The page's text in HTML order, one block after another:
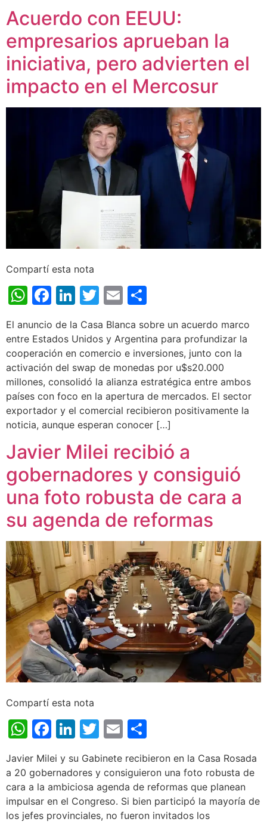
Acuerdo con EEUU:
empresarios aprueban la
iniciativa, pero advierten el
impacto en el Mercosur
Compartí esta nota
WhatsApp
Facebook
LinkedIn
Twitter
Email
El anuncio de la Casa Blanca sobre un acuerdo marco
entre Estados Unidos y Argentina para profundizar la
cooperación en comercio e inversiones, junto con la
activación del swap de monedas por u$s20.000
millones, consolidó la alianza estratégica entre ambos
países con foco en la apertura de mercados. El sector
exportador y el comercial recibieron positivamente la
noticia, aunque esperan conocer […]
Javier Milei recibió a
gobernadores y consiguió
una foto robusta de cara a
su agenda de reformas
Compartí esta nota
WhatsApp
Facebook
LinkedIn
Twitter
Email
Javier Milei y su Gabinete recibieron en la Casa Rosada
a 20 gobernadores y consiguieron una foto robusta de
cara a la ambiciosa agenda de reformas que planean
impulsar en el Congreso. Si bien participó la mayoría de
los jefes provinciales, no fueron invitados los